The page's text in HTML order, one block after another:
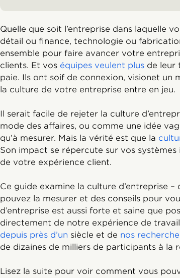
Quelle que soit l’entreprise dans laquelle
détail ou finance, technologie ou
ensemble pour faire avancer votre
clients. Et vos équipes veulent plus de leur
paie. Ils ont soif de connexion, visionet un
la culture de votre entreprise entre en jeu.
Il serait facile de rejeter la culture
mode des affaires, ou comme une idée
qu’à mesurer. Mais la vérité est que la
Son impact se répercute sur vos systèmes
de votre expérience client.
Ce guide examine la culture d’entreprise –
pouvez la mesurer et des conseils pour
d’entreprise est aussi forte et saine que
directement de notre expérience de
depuis près d’un siècle et de nos
de dizaines de milliers de participants à la
Lisez la suite pour voir comment vous